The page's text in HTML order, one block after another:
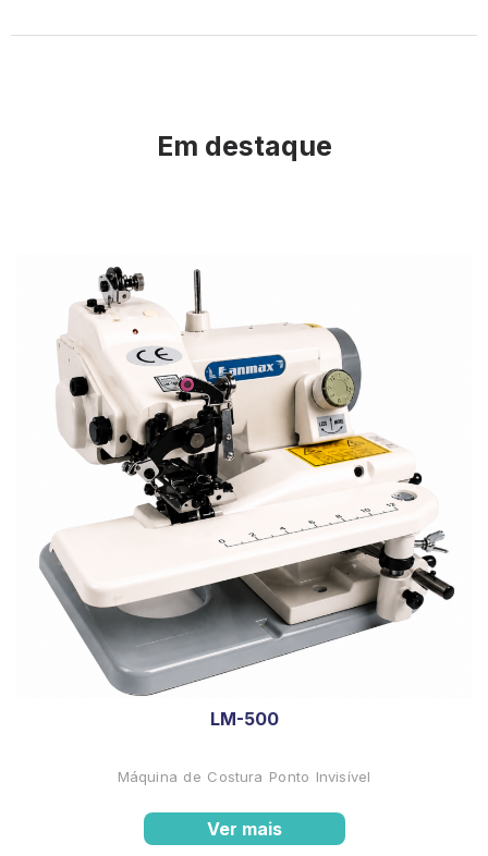
Em destaque
LM-500
Máquina de Costura Ponto Invisível
Ver mais